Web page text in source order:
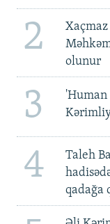
2
olunur
3
4
Taleh
qadağa